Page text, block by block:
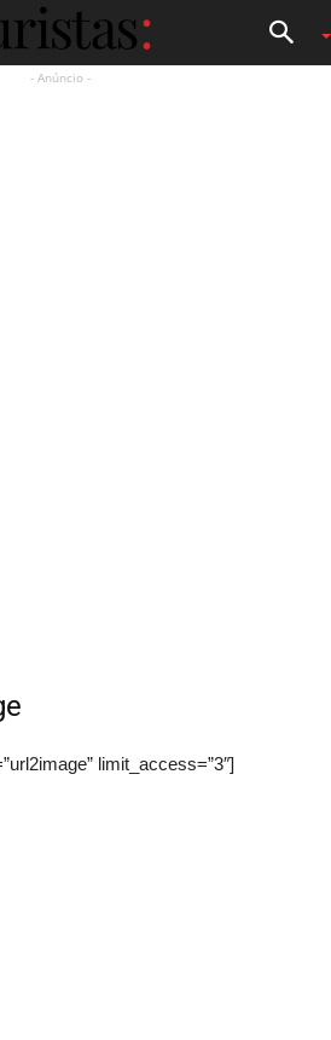
- Anúncio -
limit_access=”3″]